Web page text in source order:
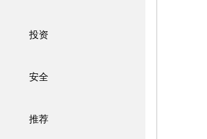
投资
安全
推荐